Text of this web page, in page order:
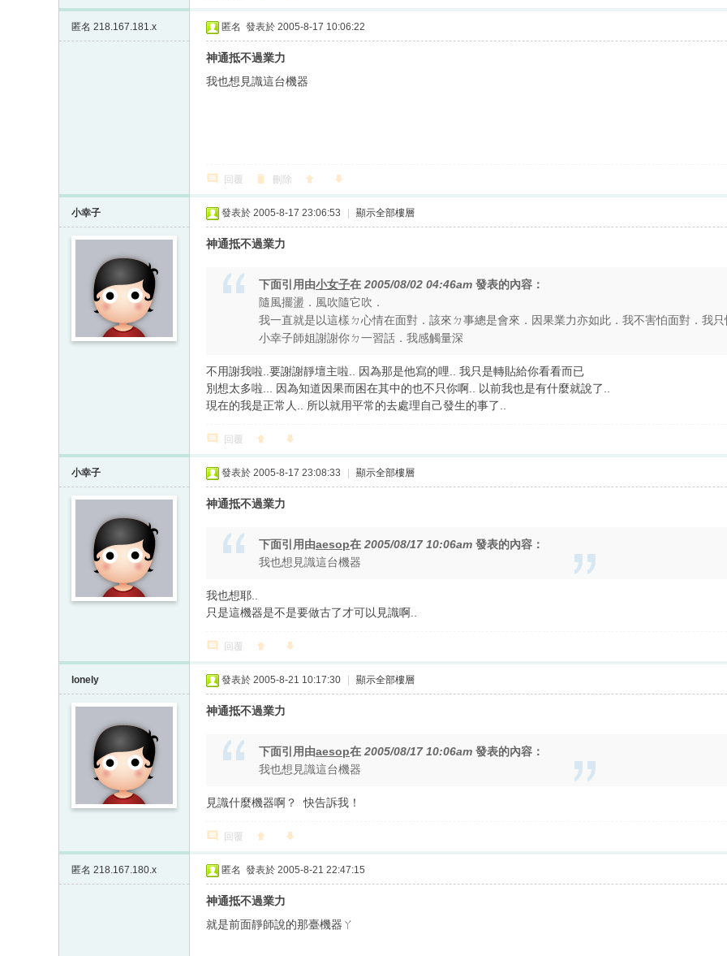
匿名 218.167.181.x 匿名 發表於 2005-8-17 10:06:22
神通抵不過業力
我也想見識這台機器
回覆 刪除
小幸子 發表於 2005-8-17 23:06:53 顯示全部樓層
神通抵不過業力
下面引用由小女子在 2005/08/02 04:46am 發表的內容：
隨風擺盪．風吹隨它吹．
我一直就是以這樣ㄉ心情在面對．該來ㄉ事總是會來．因果業力亦如此．我不害怕面對．我只
小幸子師姐謝謝你ㄉ一習話．我感觸量深
不用謝我啦..要謝謝靜壇主啦.. 因為那是他寫的哩.. 我只是轉貼給你看看而已
別想太多啦... 因為知道因果而困在其中的也不只你啊.. 以前我也是有什麼就說了..
現在的我是正常人.. 所以就用平常的去處理自己發生的事了..
回覆
小幸子 發表於 2005-8-17 23:08:33 顯示全部樓層
神通抵不過業力
下面引用由aesop在 2005/08/17 10:06am 發表的內容：
我也想見識這台機器
我也想耶..
只是這機器是不是要做古了才可以見識啊..
回覆
lonely 發表於 2005-8-21 10:17:30 顯示全部樓層
神通抵不過業力
下面引用由aesop在 2005/08/17 10:06am 發表的內容：
我也想見識這台機器
見識什麼機器啊？ 快告訴我！
回覆
匿名 218.167.180.x 匿名 發表於 2005-8-21 22:47:15
神通抵不過業力
就是前面靜師說的那臺機器ㄚ